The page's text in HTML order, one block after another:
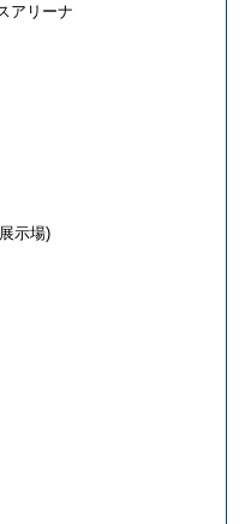
アリーナ
示場)